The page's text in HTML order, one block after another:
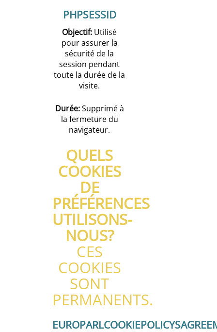
PHPSESSID
Objectif: Utilisé
pour assurer la
sécurité de la
session pendant
toute la durée de la
visite.
Durée:Supprimé à
la fermeture du
navigateur.
QUELS
COOKIES
DE
PRÉFÉRENCES
UTILISONS-
NOUS?
CES
COOKIES
SONT
PERMANENTS.